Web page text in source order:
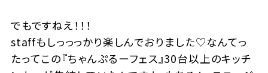
でもですねえ！！！
staffもしっっっかり楽しんでおりました♡なんてっ
たってこの『ちゃんぷるーフェス』30台以上のキッチ